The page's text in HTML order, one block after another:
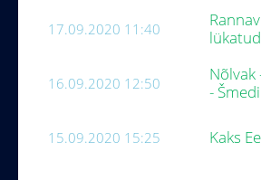
17.09.2020 11:40
lükatud
16.09.2020 12:50
Nõlvak
-
15.09.2020 15:25 Kaks